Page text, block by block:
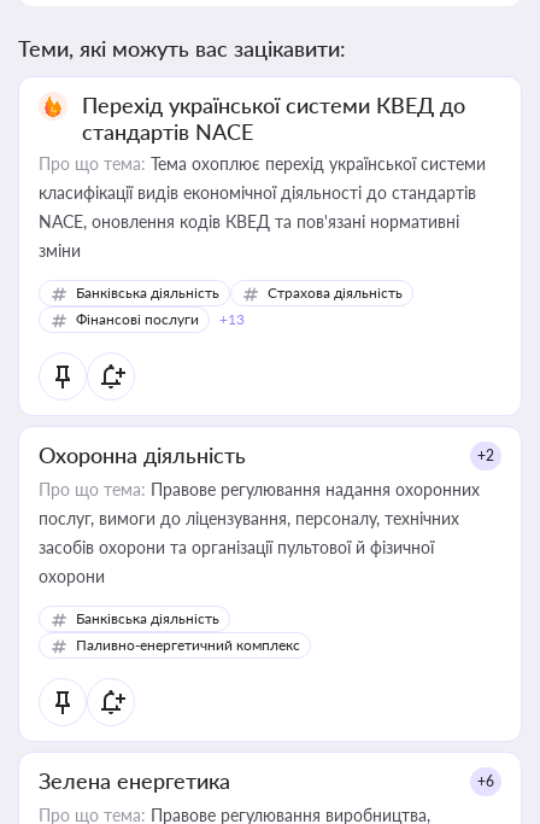
Теми, які можуть вас зацікавити:
Перехід української системи КВЕД до
стандартів NACE
Про що тема: Тема охоплює перехід української системи
класифікації видів економічної діяльності до стандартів
NACE, оновлення кодів КВЕД та пов'язані нормативні
зміни
Банківська діяльність
Страхова діяльність
Фінансові послуги
+13
Охоронна діяльність +2
Про що тема: Правове регулювання надання охоронних
послуг, вимоги до ліцензування, персоналу, технічних
засобів охорони та організації пультової й фізичної
охорони
Банківська діяльність
Паливно-енергетичний комплекс
Зелена енергетика +6
Про що тема: Правове регулювання виробництва,